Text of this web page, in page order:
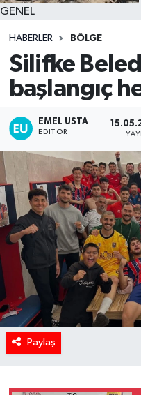
GENEL
HABERLER BÖLGE
Silifke
başlangıç
EMEL USTA
EDITÖR
Paylaş